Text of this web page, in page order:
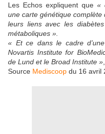
Les Echos expliquent que «
une carte génétique
leurs liens avec les
métaboliques ».
« Et ce dans le cadre
Novartis Institute for
de Lund et le Broad Institute »
Source Mediscoop du 16 avril